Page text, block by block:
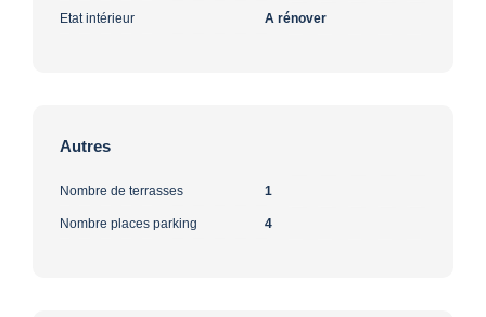
Etat intérieur A rénover
Autres
Nombre de terrasses 1
Nombre places parking 4